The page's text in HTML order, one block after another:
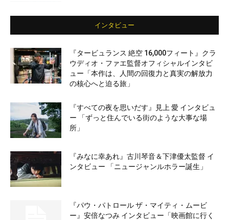
インタビュー
『タービュランス 絶空 16,000フィート』クラ
ウディオ・ファエ監督オフィシャルインタビ
ュー「本作は、人間の回復力と真実の解放力
の核心へと迫る旅」
『すべての夜を思いだす』見上 愛 インタビュ
ー 「ずっと住んでいる街のような大事な場
所」
『みなに幸あれ』古川琴音＆下津優太監督 イ
ンタビュー 「ニュージャンルホラー誕生」
『パウ・パトロール ザ・マイティ・ムービ
ー』安倍なつみ インタビュー「映画館に行く